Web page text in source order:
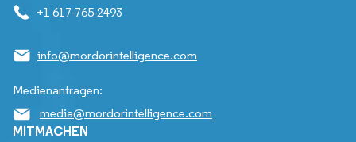
+1 617-765-2493
info@mordorintelligence.com
Medienanfragen:
media@mordorintelligence.com
MITMACHEN